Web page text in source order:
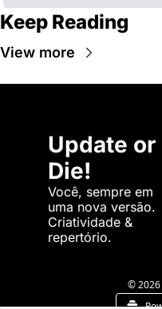
Keep Reading
View more
Update or
Die!
Você, sempre em
uma nova versão.
Criatividade &
repertório.
© 2026